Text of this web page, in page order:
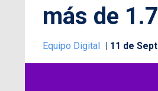
más de
Equipo Digital 11 de